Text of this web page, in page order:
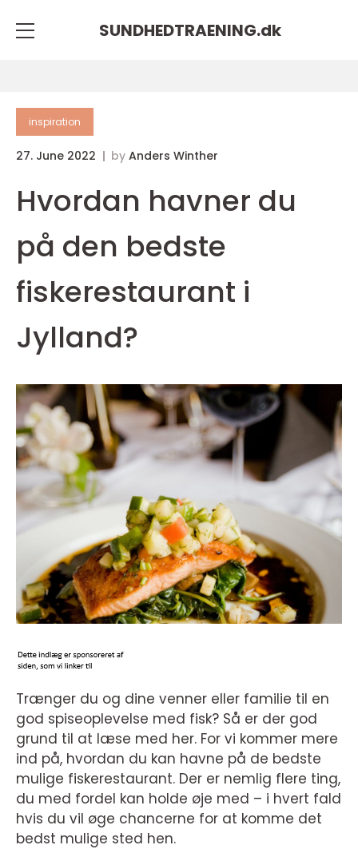
SUNDHEDTRAENING.dk
inspiration
27. June 2022 by Anders Winther
Hvordan havner du
på den bedste
fiskerestaurant i
Jylland?
Trænger du og dine venner eller familie til en
god spiseoplevelse med fisk? Så er der god
grund til at læse med her. For vi kommer mere
ind på, hvordan du kan havne på de bedste
mulige fiskerestaurant. Der er nemlig flere ting,
du med fordel kan holde øje med – i hvert fald
hvis du vil øge chancerne for at komme det
bedst mulige sted hen.